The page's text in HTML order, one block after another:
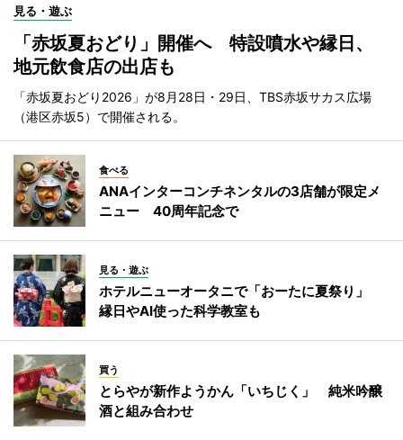
見る・遊ぶ
「赤坂夏おどり」開催へ 特設噴水や縁日、
地元飲食店の出店も
「赤坂夏おどり2026」が8月28日・29日、TBS赤坂サカス広場
（港区赤坂5）で開催される。
食べる
ANAインターコンチネンタルの3店舗が限定メ
ニュー 40周年記念で
見る・遊ぶ
ホテルニューオータニで「おーたに夏祭り」
縁日やAI使った科学教室も
買う
とらやが新作ようかん「いちじく」 純米吟醸
酒と組み合わせ